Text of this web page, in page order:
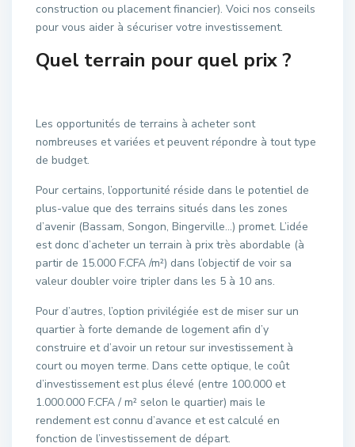
construction ou placement financier). Voici nos conseils
pour vous aider à sécuriser votre investissement.
Quel terrain pour quel prix ?
Les opportunités de terrains à acheter sont
nombreuses et variées et peuvent répondre à tout type
de budget.
Pour certains, l’opportunité réside dans le potentiel de
plus-value que des terrains situés dans les zones
d’avenir (Bassam, Songon, Bingerville…) promet. L’idée
est donc d’acheter un terrain à prix très abordable (à
partir de 15.000 F.CFA /m²) dans l’objectif de voir sa
valeur doubler voire tripler dans les 5 à 10 ans.
Pour d’autres, l’option privilégiée est de miser sur un
quartier à forte demande de logement afin d’y
construire et d’avoir un retour sur investissement à
court ou moyen terme. Dans cette optique, le coût
d’investissement est plus élevé (entre 100.000 et
1.000.000 F.CFA / m² selon le quartier) mais le
rendement est connu d’avance et est calculé en
fonction de l’investissement de départ.